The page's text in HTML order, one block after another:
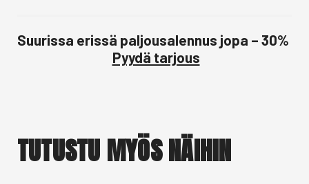
Suurissa erissä paljousalennus jopa – 30%
Pyydä tarjous
TUTUSTU MYÖS NÄIHIN